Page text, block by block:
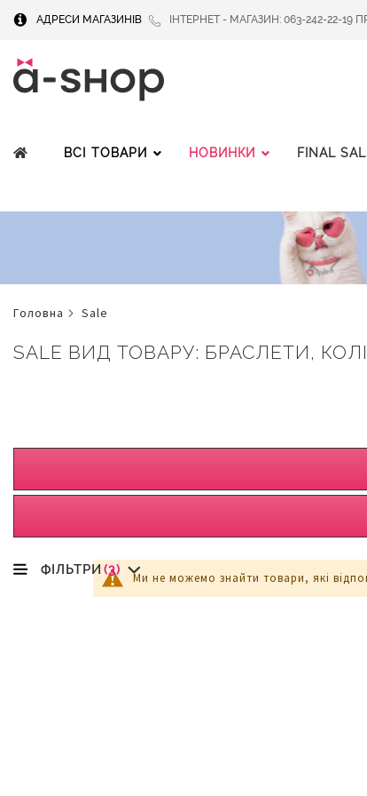
АДРЕСИ МАГАЗИНІВ ІНТЕРНЕТ - МАГАЗИН: 063-242-22-19
ВСІ ТОВАРИ НОВИНКИ FINAL
головна sale
SALE ВИД ТОВАРУ: БРАСЛЕТИ,
Ми не можемо знайти товари, які
ФІЛЬТРИ (3)